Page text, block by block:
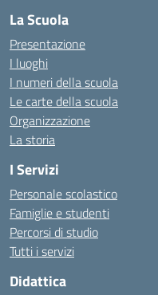
La Scuola
Presentazione
I luoghi
I numeri della scuola
Le carte della scuola
Organizzazione
La storia
I Servizi
Personale scolastico
Famiglie e studenti
Percorsi di studio
Tutti i servizi
Didattica